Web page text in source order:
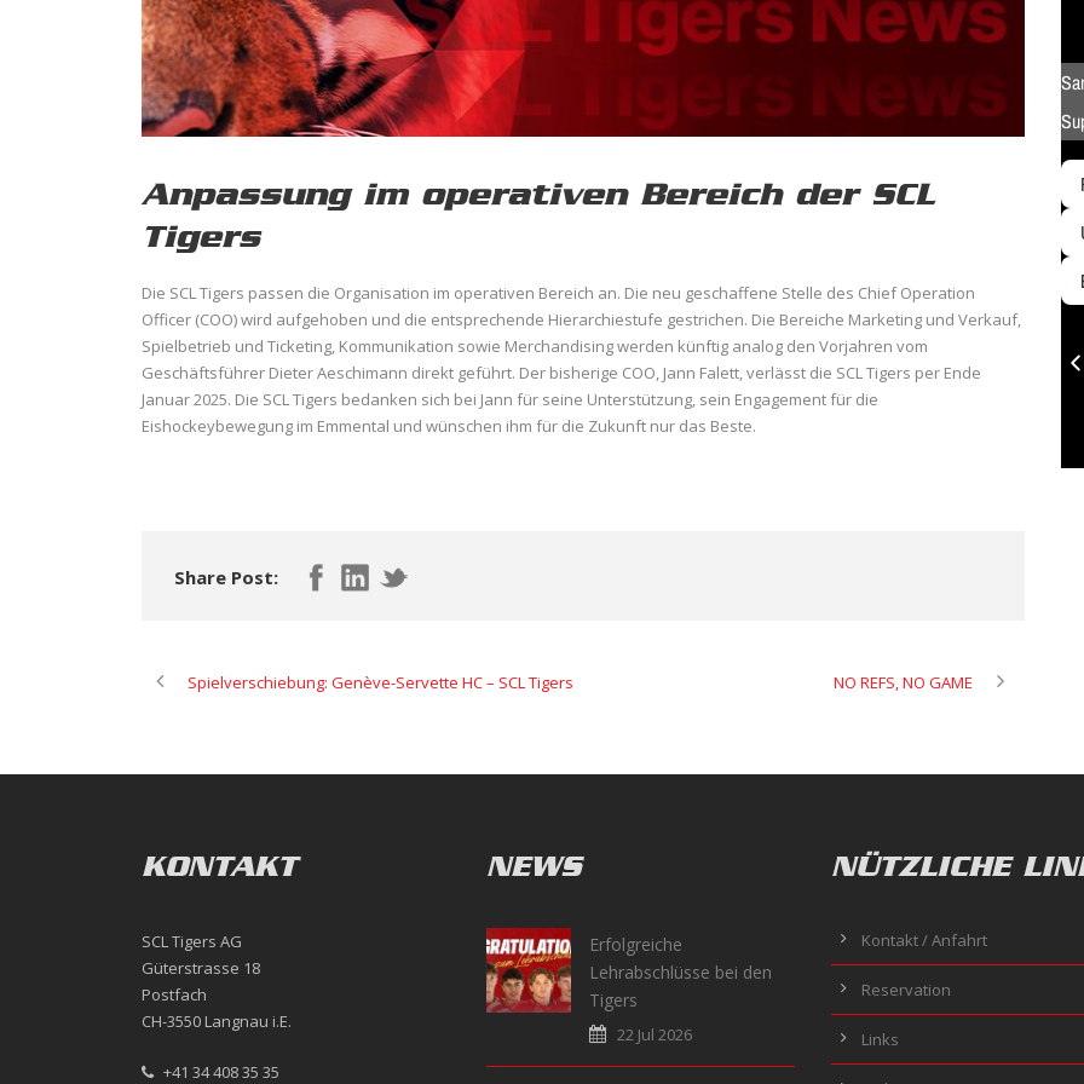
Anpassung im operativen Bereich der SCL
Tigers
Die SCL Tigers passen die Organisation im operativen Bereich an. Die neu geschaffene Stelle des Chief Operation
Officer (COO) wird aufgehoben und die entsprechende Hierarchiestufe gestrichen. Die Bereiche Marketing und Verkauf,
Spielbetrieb und Ticketing, Kommunikation sowie Merchandising werden künftig analog den Vorjahren vom
Geschäftsführer Dieter Aeschimann direkt geführt. Der bisherige COO, Jann Falett, verlässt die SCL Tigers per Ende
Januar 2025. Die SCL Tigers bedanken sich bei Jann für seine Unterstützung, sein Engagement für die
Eishockeybewegung im Emmental und wünschen ihm für die Zukunft nur das Beste.
Share Post:
Spielverschiebung: Genève-Servette HC – SCL Tigers NO REFS, NO GAME
KONTAKT
SCL Tigers AG
Güterstrasse 18
Postfach
CH-3550 Langnau i.E.
+41 34 408 35 35
NEWS
Erfolgreiche
Lehrabschlüsse bei den
Tigers
22 Jul 2026
NÜTZLICHE
Kontakt / Anfahrt
Reservation
Links